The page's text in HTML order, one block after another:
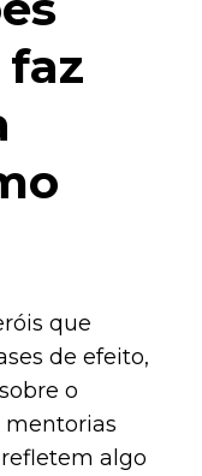
que
de efeito,
o
mentorias
algo